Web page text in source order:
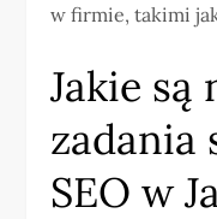
w firmie, takimi
Jakie są
zadania
SEO w